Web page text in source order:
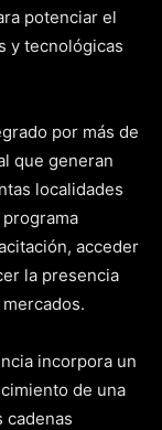
potenciar el
y tecnológicas
por más de
que generan
localidades
acceder
la presencia
incorpora un
de una
cadenas